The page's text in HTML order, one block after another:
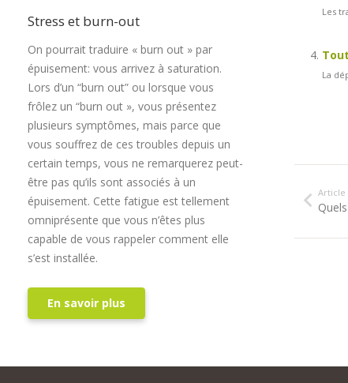
Les
La
Stress et burn-out
On pourrait traduire « burn out » par
épuisement: vous arrivez à saturation.
Lors d’un “burn out” ou lorsque vous
frôlez un “burn out », vous présentez
plusieurs symptômes, mais parce que
vous souffrez de ces troubles depuis un
certain temps, vous ne remarquerez peut-
être pas qu’ils sont associés à un
épuisement. Cette fatigue est tellement
omniprésente que vous n’êtes plus
capable de vous rappeler comment elle
s’est installée.
En savoir plus